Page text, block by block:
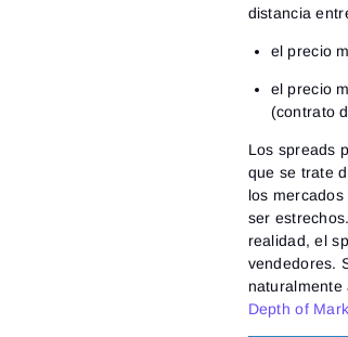
distancia
el precio
el precio
(contrato
Los spreads
que se trate
los
ser
realidad, el
vendedores.
naturalmente
Depth of